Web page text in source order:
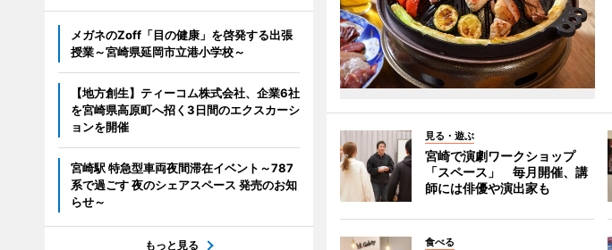
見る・遊ぶ
宮崎で演劇ワークショップ
「スペース」 毎月開催、講
師には俳優や演出家も
食べる
メガネのZoff「目の健康」を啓発する出張
授業～宮崎県延岡市立港小学校～
【地方創生】ティーコム株式会社、企業6社
を宮崎県高原町へ招く3日間のエクスカーシ
ョンを開催
宮崎駅 特急型車両夜間滞在イベント～787
系で過ごす 夜のシェアスペース 発売のお知
らせ～
もっと見る